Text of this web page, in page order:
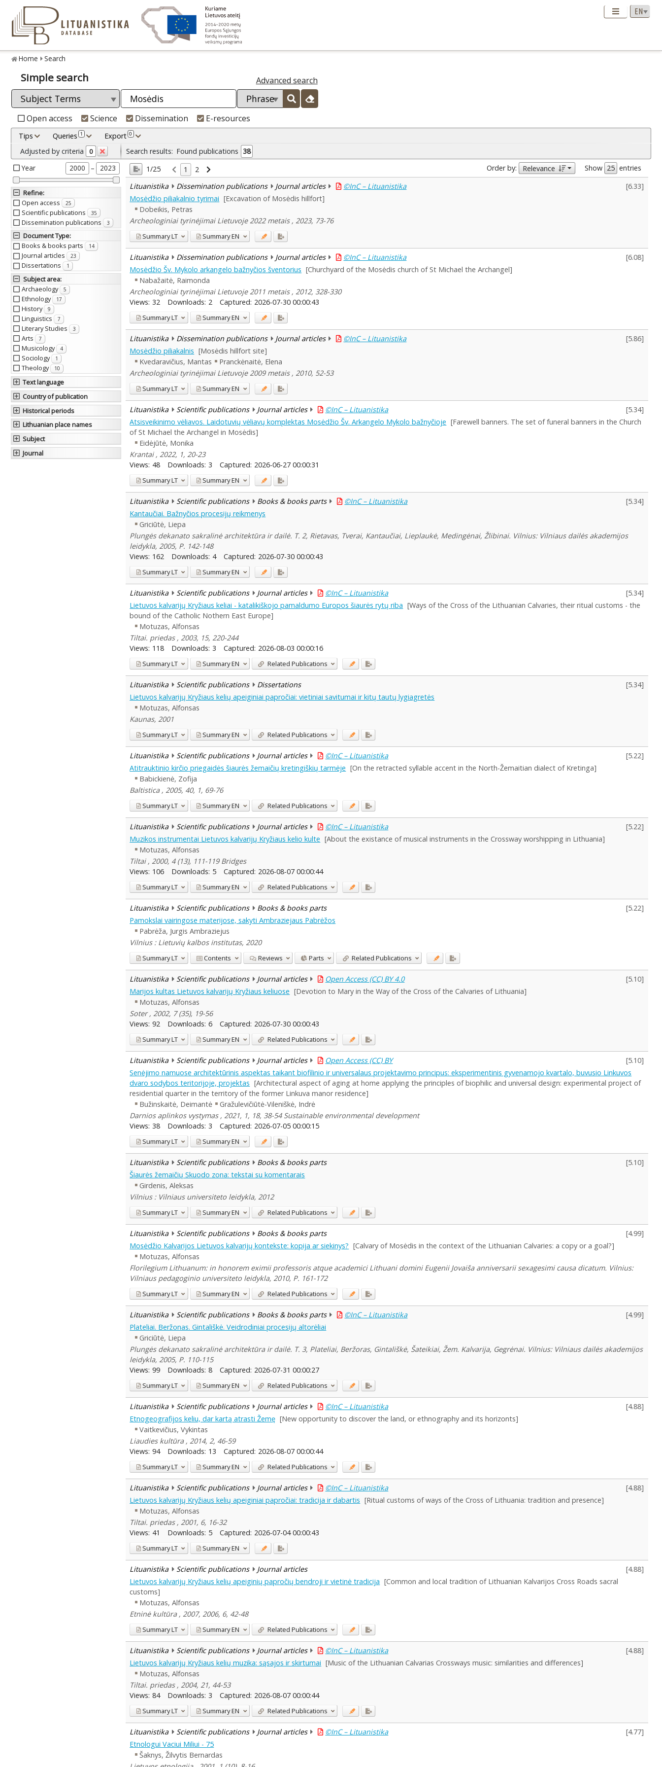
Home Search
Simple search Advanced search
Open access Science Dissemination E-resources
Tips Queries 1 Export 0
Adjusted by criteria 0
Year 2000 – 2023
Refine:
Open access
25
Scientific publications 35
Dissemination publications 3
Document Type:
Books & books parts
14
Journal articles 23
Dissertations 1
Subject area:
Archaeology
5
Ethnology 17
History 9
Linguistics 7
Literary Studies 3
Arts 7
Musicology 4
Sociology 1
Theology 10
Text language
Country of publication
Historical periods
Lithuanian place names
Subject
Journal
Search results: Found publications 38
1/25
1 2 Order by: Relevance Show
entries
Lituanistika
Dissemination publications Journal articles ©InC – Lituanistika [6.33]
Mosėdžio piliakalnio tyrimai [Excavation of Mosėdis hillfort]
Dobeikis, Petras
Archeologiniai tyrinėjimai Lietuvoje 2022 metais , 2023, 73-76
SummaryLT SummaryEN
Lituanistika Dissemination publications Journal articles ©InC – Lituanistika [6.08]
Mosėdžio Šv. Mykolo arkangelo bažnyčios šventorius [Churchyard of the Mosėdis church of St Michael the Archangel]
Nabažaitė, Raimonda
Archeologiniai tyrinėjimai Lietuvoje 2011 metais , 2012, 328-330
Views: 32 Downloads: 2 Captured: 2026-07-30 00:00:43
SummaryLT SummaryEN
Lituanistika Dissemination publications Journal articles ©InC – Lituanistika [5.86]
Mosėdžio piliakalnis [Mosėdis hillfort site]
Kvedaravičius, Mantas
Pranckėnaitė, Elena
Archeologiniai tyrinėjimai Lietuvoje 2009 metais , 2010, 52-53
SummaryLT SummaryEN
Lituanistika Scientific publications Journal articles ©InC – Lituanistika [5.34]
Atsisveikinimo vėliavos. Laidotuvių vėliavų komplektas Mosėdžio Šv. Arkangelo Mykolo bažnyčioje [Farewell banners. The set of funeral banners in the Church
of St Michael the Archangel in Mosėdis]
Eidėjūtė, Monika
Krantai , 2022, 1, 20-23
Views: 48 Downloads: 3 Captured: 2026-06-27 00:00:31
SummaryLT SummaryEN
Lituanistika Scientific publications Books & books parts ©InC – Lituanistika [5.34]
Kantaučiai. Bažnyčios procesijų reikmenys
Griciūtė, Liepa
Plungės dekanato sakralinė architektūra ir dailė. T. 2, Rietavas, Tverai, Kantaučiai, Lieplaukė, Medingėnai, Žlibinai. Vilnius: Vilniaus dailės akademijos
leidykla, 2005, P. 142-148
Views: 162 Downloads: 4 Captured: 2026-07-30 00:00:43
SummaryLT SummaryEN
Lituanistika Scientific publications Journal articles ©InC – Lituanistika [5.34]
Lietuvos kalvarijų Kryžiaus keliai - katalikiškojo pamaldumo Europos šiaurės rytų riba [Ways of the Cross of the Lithuanian Calvaries, their ritual customs - the
bound of the Catholic Nothern East Europe]
Motuzas, Alfonsas
Tiltai. priedas , 2003, 15, 220-244
Views: 118 Downloads: 3 Captured: 2026-08-03 00:00:16
SummaryLT SummaryEN Related Publications
Lituanistika Scientific publications Dissertations [5.34]
Lietuvos kalvarijų Kryžiaus kelių apeiginiai papročiai: vietiniai savitumai ir kitų tautų lygiagretės
Motuzas, Alfonsas
Kaunas, 2001
SummaryLT SummaryEN Related Publications
Lituanistika Scientific publications Journal articles ©InC – Lituanistika [5.22]
Atitrauktinio kirčio priegaidės šiaurės žemaičių kretingiškių tarmėje [On the retracted syllable accent in the North-Žemaitian dialect of Kretinga]
Babickienė, Zofija
Baltistica , 2005, 40, 1, 69-76
SummaryLT SummaryEN Related Publications
Lituanistika Scientific publications Journal articles ©InC – Lituanistika [5.22]
Muzikos instrumentai Lietuvos kalvarijų Kryžiaus kelio kulte [About the existance of musical instruments in the Crossway worshipping in Lithuania]
Motuzas, Alfonsas
Tiltai , 2000, 4 (13), 111-119 Bridges
Views: 106 Downloads: 5 Captured: 2026-08-07 00:00:44
SummaryLT SummaryEN Related Publications
Lituanistika Scientific publications Books & books parts [5.22]
Pamokslai vairingose materijose, sakyti Ambraziejaus Pabrėžos
Pabrėža, Jurgis Ambraziejus
Vilnius : Lietuvių kalbos institutas, 2020
SummaryLT Contents Reviews Parts Related Publications
Lituanistika Scientific publications Journal articles Open Access (CC) BY 4.0 [5.10]
Marijos kultas Lietuvos kalvarijų Kryžiaus keliuose [Devotion to Mary in the Way of the Cross of the Calvaries of Lithuania]
Motuzas, Alfonsas
Soter , 2002, 7 (35), 19-56
Views: 92 Downloads: 6 Captured: 2026-07-30 00:00:43
SummaryLT SummaryEN Related Publications
Lituanistika Scientific publications Journal articles Open Access (CC) BY [5.10]
Senėjimo namuose architektūrinis aspektas taikant biofilinio ir universalaus projektavimo principus: eksperimentinis gyvenamojo kvartalo, buvusio Linkuvos
dvaro sodybos teritorijoje, projektas [Architectural aspect of aging at home applying the principles of biophilic and universal design: experimental project of
residential quarter in the territory of the former Linkuva manor residence]
Bužinskaitė, Deimantė
Gražulevičiūtė-Vileniškė, Indrė
Darnios aplinkos vystymas , 2021, 1, 18, 38-54 Sustainable environmental development
Views: 38 Downloads: 3 Captured: 2026-07-05 00:00:15
SummaryLT SummaryEN
Lituanistika Scientific publications Books & books parts [5.10]
Šiaurės žemaičių Skuodo zona: tekstai su komentarais
Girdenis, Aleksas
Vilnius : Vilniaus universiteto leidykla, 2012
SummaryLT SummaryEN Related Publications
Lituanistika Scientific publications Books & books parts [4.99]
Mosėdžio Kalvarijos Lietuvos kalvarijų kontekste: kopija ar siekinys? [Calvary of Mosėdis in the context of the Lithuanian Calvaries: a copy or a goal?]
Motuzas, Alfonsas
Florilegium Lithuanum: in honorem eximii professoris atque academici Lithuani domini Eugenii Jovaiša anniversarii sexagesimi causa dicatum. Vilnius:
Vilniaus pedagoginio universiteto leidykla, 2010, P. 161-172
SummaryLT SummaryEN Related Publications
Lituanistika Scientific publications Books & books parts ©InC – Lituanistika [4.99]
Plateliai. Beržonas. Gintališkė. Veidrodiniai procesijų altorėliai
Griciūtė, Liepa
Plungės dekanato sakralinė architektūra ir dailė. T. 3, Plateliai, Beržoras, Gintališkė, Šateikiai, Žem. Kalvarija, Gegrėnai. Vilnius: Vilniaus dailės akademijos
leidykla, 2005, P. 110-115
Views: 99 Downloads: 8 Captured: 2026-07-31 00:00:27
SummaryLT SummaryEN Related Publications
Lituanistika Scientific publications Journal articles ©InC – Lituanistika [4.88]
Etnogeografijos keliu, dar kartą atrasti Žemę [New opportunity to discover the land, or ethnography and its horizonts]
Vaitkevičius, Vykintas
Liaudies kultūra , 2014, 2, 46-59
Views: 94 Downloads: 13 Captured: 2026-08-07 00:00:44
SummaryLT SummaryEN Related Publications
Lituanistika Scientific publications Journal articles ©InC – Lituanistika [4.88]
Lietuvos kalvarijų Kryžiaus kelių apeiginiai papročiai: tradicija ir dabartis [Ritual customs of ways of the Cross of Lithuania: tradition and presence]
Motuzas, Alfonsas
Tiltai. priedas , 2001, 6, 16-32
Views: 41 Downloads: 5 Captured: 2026-07-04 00:00:43
SummaryLT SummaryEN
Lituanistika Scientific publications Journal articles [4.88]
Lietuvos kalvarijų Kryžiaus kelių apeiginių papročių bendroji ir vietinė tradicija [Common and local tradition of Lithuanian Kalvarijos Cross Roads sacral
customs]
Motuzas, Alfonsas
Etninė kultūra , 2007, 2006, 6, 42-48
SummaryLT SummaryEN Related Publications
Lituanistika Scientific publications Journal articles ©InC – Lituanistika [4.88]
Lietuvos kalvarijų Kryžiaus kelių muzika: sąsajos ir skirtumai [Music of the Lithuanian Calvarias Crossways music: similarities and differences]
Motuzas, Alfonsas
Tiltai. priedas , 2004, 21, 44-53
Views: 84 Downloads: 3 Captured: 2026-08-07 00:00:44
SummaryLT SummaryEN Related Publications
Lituanistika Scientific publications Journal articles ©InC – Lituanistika [4.77]
Etnologui Vaciui Miliui - 75
Šaknys, Žilvytis Bernardas